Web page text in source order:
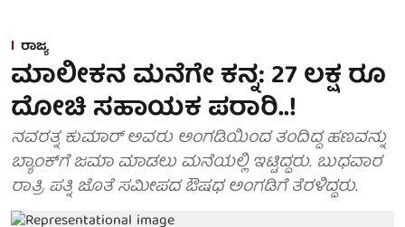
ರಾಜ್ಯ
ಮಾಲೀಕನ ಮನೆಗೇ ಕನ್ನ: 27 ಲಕ್ಷ ರೂ
ದೋಚಿ ಸಹಾಯಕ ಪರಾರಿ..!
ನವರತ್ನ ಕುಮಾರ್ ಅವರು ಅಂಗಡಿಯಿಂದ ತಂದಿದ್ದ ಹಣವನ್ನು
ಬ್ಯಾಂಕ್‌ಗೆ ಜಮಾ ಮಾಡಲು ಮನೆಯಲ್ಲಿ ಇಟ್ಟಿದ್ದರು. ಬುಧವಾರ
ರಾತ್ರಿ ಪತ್ನಿ ಜೊತೆ ಸಮೀಪದ ಔಷಧ ಅಂಗಡಿಗೆ ತೆರಳಿದ್ದರು.